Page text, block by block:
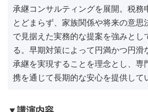
承継コンサルティングを展開。税務
とどまらず、家族関係や将来の意思
で見据えた実務的な提案を強みとし
る。早期対策によって円満かつ円滑
承継を実現することを理念とし、専
携を通じて長期的な安心を提供して